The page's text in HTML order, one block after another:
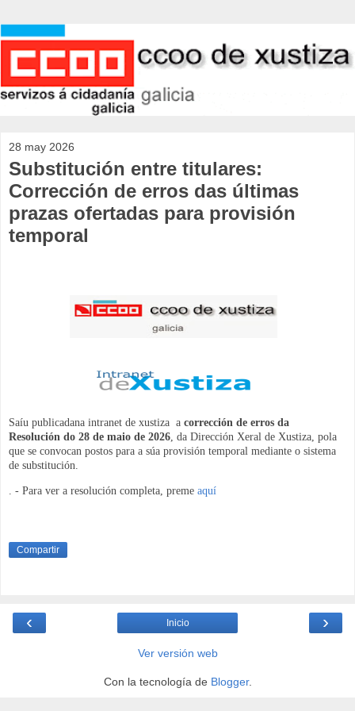
28 may 2026
Substitución entre titulares:
Corrección de erros das últimas
prazas ofertadas para provisión
temporal
Saíu publicadana intranet de xustiza a corrección de erros da
Resolución do 28 de maio de 2026, da Dirección Xeral de Xustiza, pola
que se convocan postos para a súa provisión temporal mediante o sistema
de substitución.
. - Para ver a resolución completa, preme aquí
Compartir
‹ ›
Inicio
Ver versión web
Con la tecnología de Blogger.